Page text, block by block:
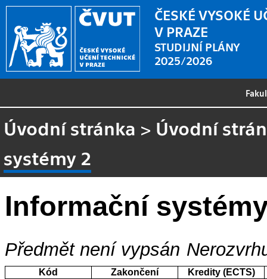
ČESKÉ VYSOKÉ
V PRAZE
STUDIJNÍ PLÁNY
2025/2026
Úvodní stránka > Úvodní
systémy 2
Informační
Předmět není vypsán
Kód Zakončení
Kredity (ECTS)